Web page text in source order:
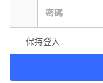
保持登入